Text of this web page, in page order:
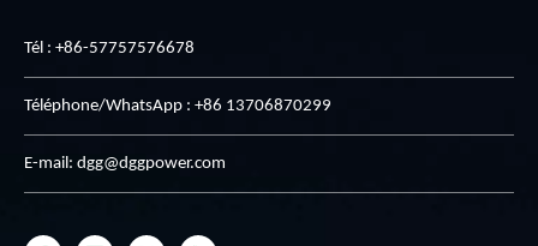
Tél : +86-57757576678
Téléphone/WhatsApp : +86 13706870299
E-mail: dgg@dggpower.com